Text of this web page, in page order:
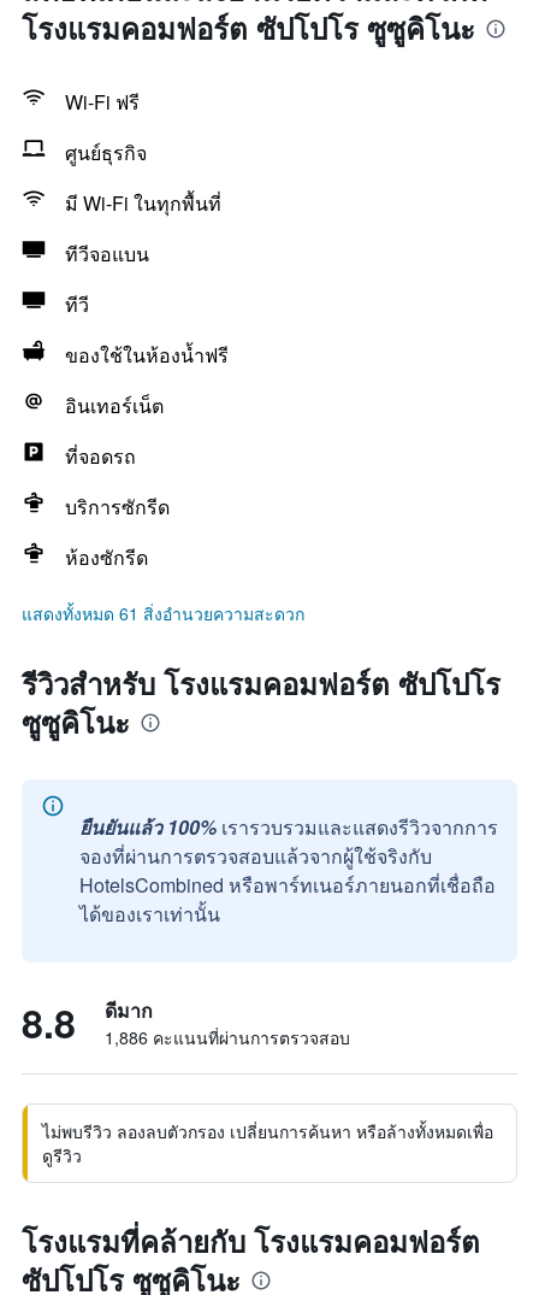
โรงแรมคอมฟอร์ต ซัปโปโร ซูซูคิโนะ
Wi-Fi ฟรี
ศูนย์ธุรกิจ
มี Wi-Fi ในทุกพื้นที่
ทีวีจอแบน
ทีวี
ของใช้ในห้องน้ำฟรี
อินเทอร์เน็ต
ที่จอดรถ
บริการซักรีด
ห้องซักรีด
แสดงทั้งหมด 61 สิ่งอำนวยความสะดวก
รีวิวสำหรับ โรงแรมคอมฟอร์ต ซัปโปโร
ซูซูคิโนะ
ยืนยันแล้ว 100% เรารวบรวมและแสดงรีวิวจากการ
จองที่ผ่านการตรวจสอบแล้วจากผู้ใช้จริงกับ
HotelsCombined หรือพาร์ทเนอร์ภายนอกที่เชื่อถือ
ได้ของเราเท่านั้น
8.8 ดีมาก
1,886 คะแนนที่ผ่านการตรวจสอบ
ไม่พบรีวิว ลองลบตัวกรอง เปลี่ยนการค้นหา หรือล้างทั้งหมดเพื่อ
ดูรีวิว
โรงแรมที่คล้ายกับ โรงแรมคอมฟอร์ต
ซัปโปโร ซูซูคิโนะ